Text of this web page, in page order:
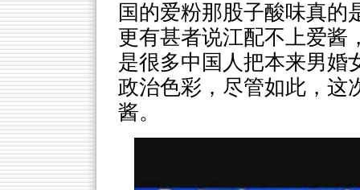
国的爱粉那股子酸味真的
更有甚者说江配不上爱酱
是很多中国人把本来男婚
政治色彩，尽管如此，这
酱。